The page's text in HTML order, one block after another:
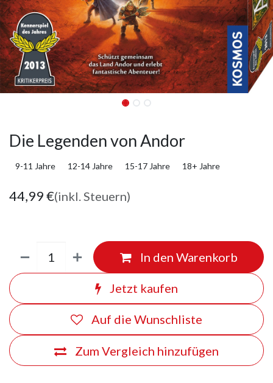
Die Legenden von Andor
9-11 Jahre 12-14 Jahre 15-17 Jahre 18+ Jahre
44,99€(inkl. Steuern)
In den Warenkorb
Jetzt kaufen
Zum Vergleich hinzufügen
Auf die Wunschliste